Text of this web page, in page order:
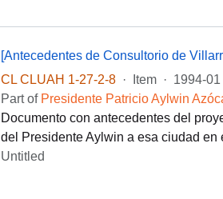
[Antecedentes de Consultorio de
CL CLUAH 1-27-2-8
· Item · 1994-01
Part of Presidente Patricio Aylwin
Documento con antecedentes del
del Presidente Aylwin a esa ciudad
Untitled